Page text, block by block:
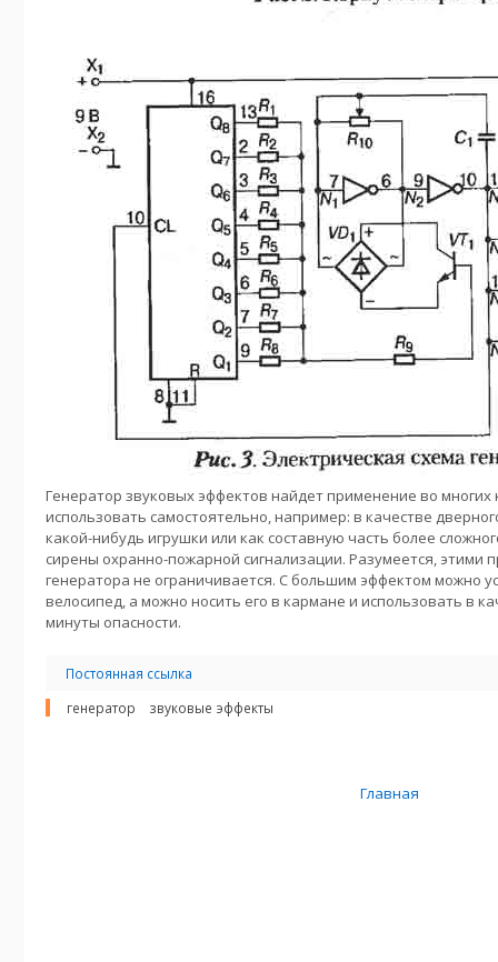
Генератор звуковых эффектов найдет применение во многих
использовать самостоятельно, например: в качестве
какой-нибудь игрушки или как составную часть более
сирены охранно-пожарной сигнализации. Разумеется, этими
генератора не ограничивается. С большим эффектом можно
велосипед, а можно носить его в кармане и использовать в
минуты опасности.
Постоянная ссылка
генератор
звуковые эффекты
Главная